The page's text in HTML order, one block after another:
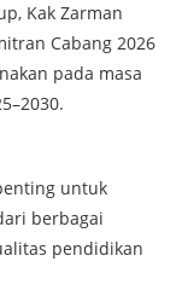
Kak Zarman
Cabang 2026
pada masa
untuk
berbagai
pendidikan